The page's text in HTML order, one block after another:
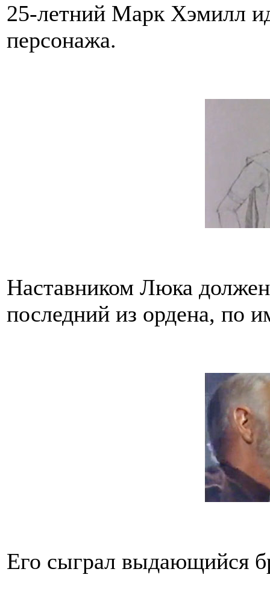
25-летний Марк Хэмилл
персонажа.
Наставником Люка
последний из ордена, по
Его сыграл выдающийся